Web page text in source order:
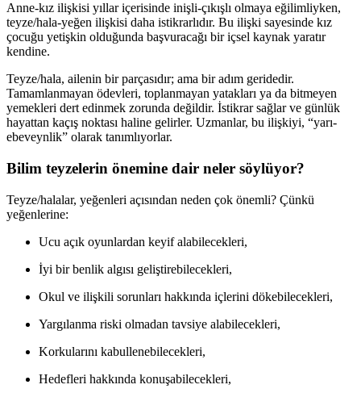
Anne-kız ilişkisi yıllar içerisinde inişli-çıkışlı olmaya eğilimliyken,
teyze/hala-yeğen ilişkisi daha istikrarlıdır. Bu ilişki sayesinde kız
çocuğu yetişkin olduğunda başvuracağı bir içsel kaynak yaratır
kendine.
Teyze/hala, ailenin bir parçasıdır; ama bir adım geridedir.
Tamamlanmayan ödevleri, toplanmayan yatakları ya da bitmeyen
yemekleri dert edinmek zorunda değildir. İstikrar sağlar ve günlük
hayattan kaçış noktası haline gelirler. Uzmanlar, bu ilişkiyi, “yarı-
ebeveynlik” olarak tanımlıyorlar.
Bilim teyzelerin önemine dair neler söylüyor?
Teyze/halalar, yeğenleri açısından neden çok önemli? Çünkü
yeğenlerine:
Ucu açık oyunlardan keyif alabilecekleri,
İyi bir benlik algısı geliştirebilecekleri,
Okul ve ilişkili sorunları hakkında içlerini dökebilecekleri,
Yargılanma riski olmadan tavsiye alabilecekleri,
Korkularını kabullenebilecekleri,
Hedefleri hakkında konuşabilecekleri,